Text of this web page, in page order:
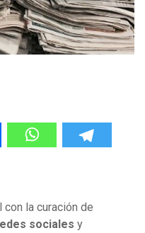
la curación de
sociales y